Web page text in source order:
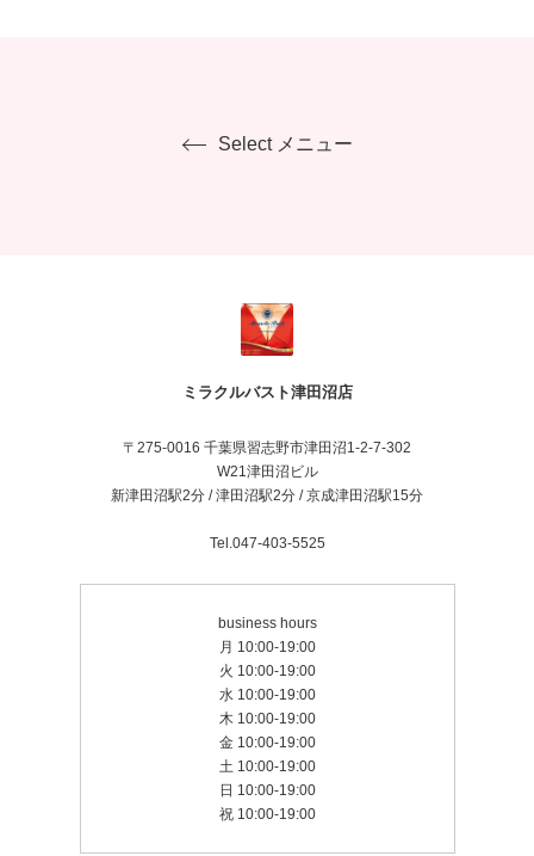
Select メニュー
ミラクルバスト津田沼店
〒275-0016 千葉県習志野市津田沼1-2-7-302
W21津田沼ビル
新津田沼駅2分 / 津田沼駅2分 / 京成津田沼駅15分
Tel.047-403-5525
business hours
月 10:00-19:00
火 10:00-19:00
水 10:00-19:00
木 10:00-19:00
金 10:00-19:00
土 10:00-19:00
日 10:00-19:00
祝 10:00-19:00